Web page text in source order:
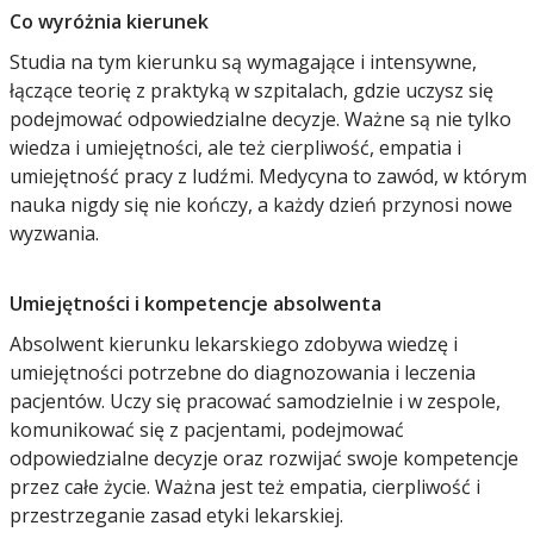
Co wyróżnia kierunek
Studia na tym kierunku są wymagające i intensywne,
łączące teorię z praktyką w szpitalach, gdzie uczysz się
podejmować odpowiedzialne decyzje. Ważne są nie tylko
wiedza i umiejętności, ale też cierpliwość, empatia i
umiejętność pracy z ludźmi. Medycyna to zawód, w którym
nauka nigdy się nie kończy, a każdy dzień przynosi nowe
wyzwania.
Umiejętności i kompetencje absolwenta
Absolwent kierunku lekarskiego zdobywa wiedzę i
umiejętności potrzebne do diagnozowania i leczenia
pacjentów. Uczy się pracować samodzielnie i w zespole,
komunikować się z pacjentami, podejmować
odpowiedzialne decyzje oraz rozwijać swoje kompetencje
przez całe życie. Ważna jest też empatia, cierpliwość i
przestrzeganie zasad etyki lekarskiej.